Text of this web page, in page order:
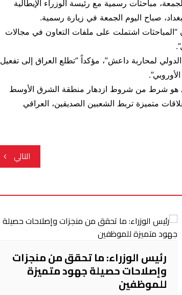
مباحثات رسمية مع رئيسة الوزراء الإيطالية
صباح اليوم الجمعة في زيارة رسمية.
“المباحثات اشتملت على ملفات التعاون في مجالات
لمحاربة داعش”، مؤكداً “تطلع العراق إلى تفعيل
هو شرط من شروط ازدهار منطقة الشرق الأوسط
متميزة تربط الشعبين الصديقين، العراقي
التالي
رئيس الوزراء: ما تحقق من منجزات
وإصلاحات حصيلة جهود متميزة
للموظفين